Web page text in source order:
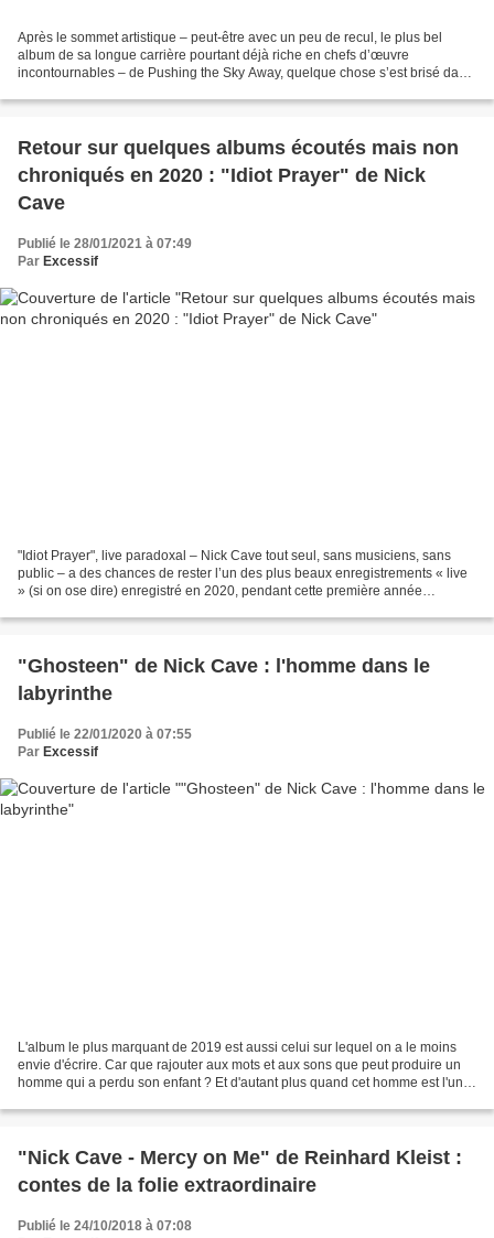
Après le sommet artistique – peut-être avec un peu de recul, le plus bel
album de sa longue carrière pourtant déjà riche en chefs d’œuvre
incontournables – de Pushing the Sky Away, quelque chose s’est brisé dans
Retour sur quelques albums écoutés mais non
chroniqués en 2020 : "Idiot Prayer" de Nick
Cave
Publié le 28/01/2021 à 07:49
Par Excessif
"Idiot Prayer", live paradoxal – Nick Cave tout seul, sans musiciens, sans
public – a des chances de rester l’un des plus beaux enregistrements « live
» (si on ose dire) enregistré en 2020, pendant cette première année
"Ghosteen" de Nick Cave : l'homme dans le
labyrinthe
Publié le 22/01/2020 à 07:55
Par Excessif
L'album le plus marquant de 2019 est aussi celui sur lequel on a le moins
envie d'écrire. Car que rajouter aux mots et aux sons que peut produire un
homme qui a perdu son enfant ? Et d'autant plus quand cet homme est l'un
"Nick Cave - Mercy on Me" de Reinhard Kleist :
contes de la folie extraordinaire
Publié le 24/10/2018 à 07:08